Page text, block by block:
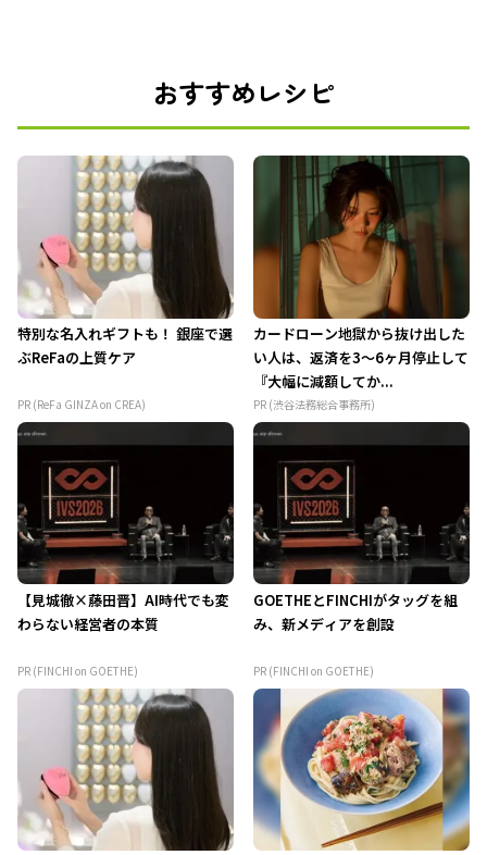
おすすめレシピ
特別な名入れギフトも！ 銀座で選
ぶReFaの上質ケア
PR (ReFa GINZA on CREA)
カードローン地獄から抜け出した
い人は、返済を3～6ヶ月停止して
『大幅に減額してか...
PR (渋谷法務総合事務所)
【見城徹×藤田晋】AI時代でも変
わらない経営者の本質
PR (FINCHI on GOETHE)
GOETHEとFINCHIがタッグを組
み、新メディアを創設
PR (FINCHI on GOETHE)